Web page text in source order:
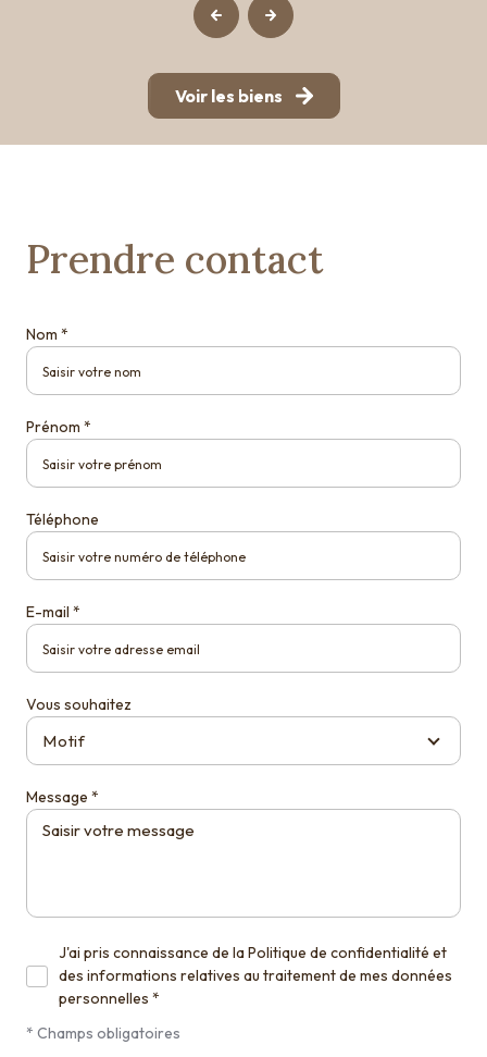
Voir les biens
Prendre contact
Nom *
Prénom *
Téléphone
E-mail *
Vous souhaitez
Motif
Message *
J'ai pris connaissance de la Politique de confidentialité et
des informations relatives au traitement de mes données
personnelles *
* Champs obligatoires